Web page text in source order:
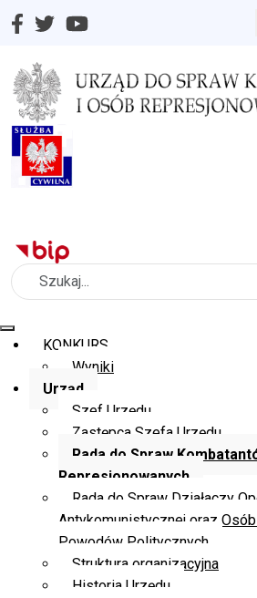
Wybierz swój język
Szukaj
KONKURS
Wyniki
Urząd
Szef Urzędu
Zastępca Szefa Urzędu
Rada do Spraw
Represjonowanych
Rada do Spraw Działaczy
Antykomunistycznej oraz
Powodów Politycznych
Struktura organizacyjna
Historia Urzędu